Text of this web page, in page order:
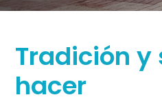
Tradición y
hacer